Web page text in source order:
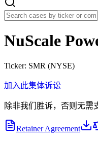
NuScale
Ticker: SMR (NYSE)
加入此集体诉讼
除非我们胜诉，否则无需
Retainer Agreement